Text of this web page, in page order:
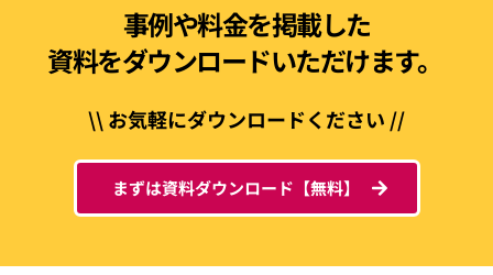
事例や料金を掲載した
資料をダウンロードいただけます。
\\ お気軽にダウンロードください //
まずは資料ダウンロード【無料】